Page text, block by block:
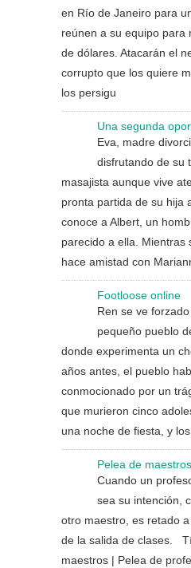
en Río de Janeiro para
reúnen a su equipo para
de dólares. Atacarán el
corrupto que los quiere
los persigu
Una segunda
Eva, madre
disfrutando de su
masajista aunque vive
pronta partida de su hija
conoce a Albert, un
parecido a ella. Mientras
hace amistad con
Footloose online
Ren se ve
pequeño pueblo
donde experimenta un
años antes, el pueblo
conmocionado por un
que murieron cinco
una noche de fiesta, y
Pelea de
Cuando un
sea su intención,
otro maestro, es retado
de la salida de clases.
maestros | Pelea de